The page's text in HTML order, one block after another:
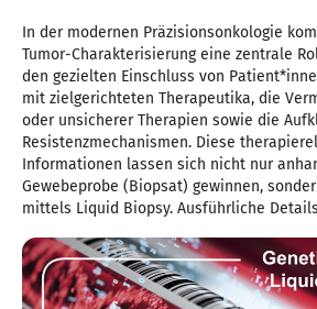
In der modernen Präzisionsonkologie
Tumor-Charakterisierung eine zentrale
den gezielten Einschluss von
mit zielgerichteten Therapeutika, die
oder unsicherer Therapien sowie die
Resistenzmechanismen. Diese
Informationen lassen sich nicht nur
Gewebeprobe (Biopsat) gewinnen,
mittels Liquid Biopsy. Ausführliche